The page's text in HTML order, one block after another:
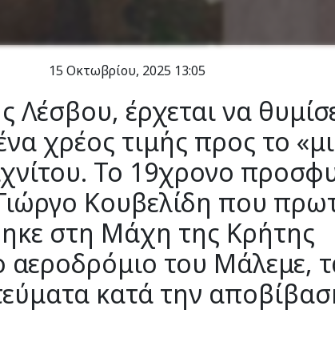
15 Οκτωβρίου, 2025 13:05
Λέσβου, έρχεται να
χρέος τιμής προς το
Το 19χρονο
Κουβελίδη που
στη Μάχη της Κρήτης
αεροδρόμιο του Μάλεμε,
κατά την